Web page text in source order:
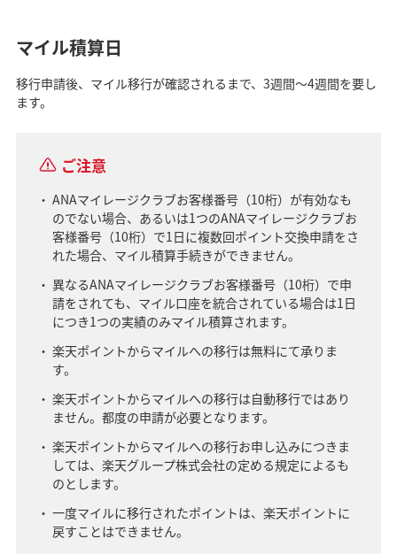
マイル積算日
移行申請後、マイル移行が確認されるまで、3週間～4週間を要し
ます。
ご注意
ANAマイレージクラブお客様番号（10桁）が有効なも
のでない場合、あるいは1つのANAマイレージクラブお
客様番号（10桁）で1日に複数回ポイント交換申請をさ
れた場合、マイル積算手続きができません。
異なるANAマイレージクラブお客様番号（10桁）で申
請をされても、マイル口座を統合されている場合は1日
につき1つの実績のみマイル積算されます。
楽天ポイントからマイルへの移行は無料にて承りま
す。
楽天ポイントからマイルへの移行は自動移行ではあり
ません。都度の申請が必要となります。
楽天ポイントからマイルへの移行お申し込みにつきま
しては、楽天グループ株式会社の定める規定によるも
のとします。
一度マイルに移行されたポイントは、楽天ポイントに
戻すことはできません。